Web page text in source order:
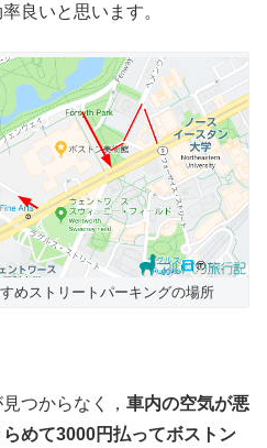
良いと思います。
めストリートパーキングの場所
つからなく， 車内の空気が悪
めて3000円払ってボストン